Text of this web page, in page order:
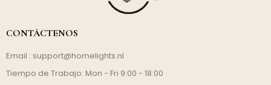
CONTÁCTENOS
Email : support@homelights.nl
Tiempo de Trabajo: Mon - Fri 9:00 - 18:00